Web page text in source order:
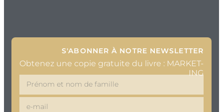
S'ABONNER À NOTRE NEWSLETTER
Obtenez une copie gratuite du livre : MARKET-
ING